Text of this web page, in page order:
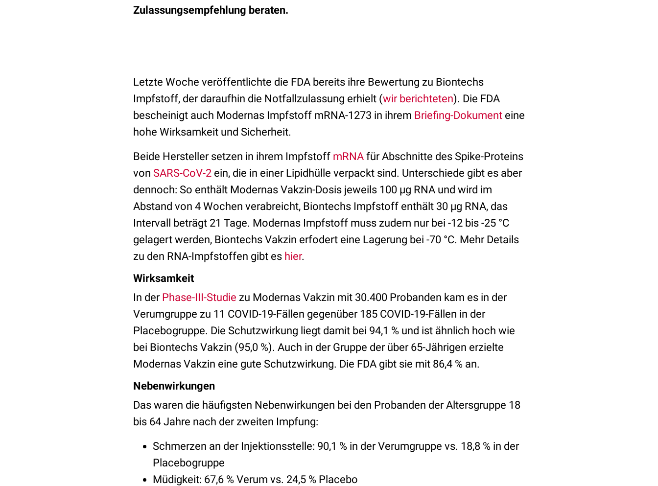
Zulassungsempfehlung beraten.
Letzte Woche veröffentlichte die FDA bereits ihre Bewertung zu Biontechs
Impfstoff, der daraufhin die Notfallzulassung erhielt (wir berichteten). Die FDA
bescheinigt auch Modernas Impfstoff mRNA-1273 in ihrem Briefing-Dokument eine
hohe Wirksamkeit und Sicherheit.
Beide Hersteller setzen in ihrem Impfstoff mRNA für Abschnitte des Spike-Proteins
von SARS-CoV-2 ein, die in einer Lipidhülle verpackt sind. Unterschiede gibt es aber
dennoch: So enthält Modernas Vakzin-Dosis jeweils 100 µg RNA und wird im
Abstand von 4 Wochen verabreicht, Biontechs Impfstoff enthält 30 µg RNA, das
Intervall beträgt 21 Tage. Modernas Impfstoff muss zudem nur bei -12 bis -25 °C
gelagert werden, Biontechs Vakzin erfodert eine Lagerung bei -70 °C. Mehr Details
zu den RNA-Impfstoffen gibt es hier.
Wirksamkeit
In der Phase-III-Studie zu Modernas Vakzin mit 30.400 Probanden kam es in der
Verumgruppe zu 11 COVID-19-Fällen gegenüber 185 COVID-19-Fällen in der
Placebogruppe. Die Schutzwirkung liegt damit bei 94,1 % und ist ähnlich hoch wie
bei Biontechs Vakzin (95,0 %). Auch in der Gruppe der über 65-Jährigen erzielte
Modernas Vakzin eine gute Schutzwirkung. Die FDA gibt sie mit 86,4 % an.
Nebenwirkungen
Das waren die häufigsten Nebenwirkungen bei den Probanden der Altersgruppe 18
bis 64 Jahre nach der zweiten Impfung:
Schmerzen an der Injektionsstelle: 90,1 % in der Verumgruppe vs. 18,8 % in der
Placebogruppe
Müdigkeit: 67,6 % Verum vs. 24,5 % Placebo